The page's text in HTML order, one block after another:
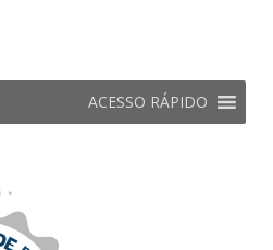
ACESSO RÁPIDO